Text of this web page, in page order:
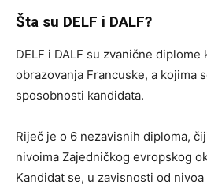
Šta su DELF i DALF?
DELF i DALF su zvanične
obrazovanja Francuske, a kojima
sposobnosti kandidata.
Riječ je o 6 nezavisnih diploma,
nivoima Zajedničkog evropskog
Kandidat se, u zavisnosti od